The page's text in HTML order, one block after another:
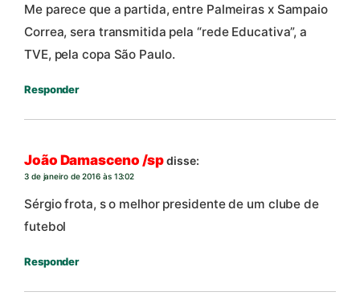
Me parece que a partida, entre Palmeiras x Sampaio
Correa, sera transmitida pela “rede Educativa”, a
TVE, pela copa São Paulo.
Responder
João Damasceno /spdisse:
3 de janeiro de 2016 às 13:02
Sérgio frota, s o melhor presidente de um clube de
futebol
Responder